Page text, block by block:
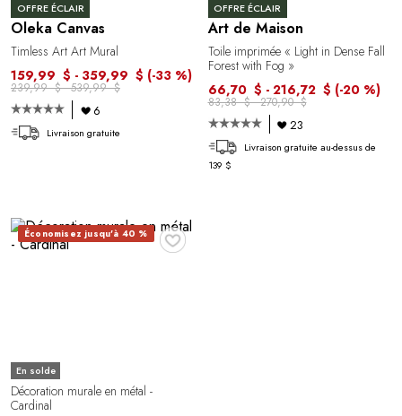
OFFRE ÉCLAIR
Oleka Canvas
Timless Art Art Mural
159,99 $ - 359,99 $ (-33 %)
239,99 $ - 539,99 $
6
Livraison gratuite
OFFRE ÉCLAIR
Art de Maison
Toile imprimée « Light in Dense Fall
Forest with Fog »
66,70 $ - 216,72 $ (-20 %)
83,38 $ - 270,90 $
23
Livraison gratuite au-dessus de
139 $
♥
Économisez jusqu'à 40 %
En solde
Décoration murale en métal -
Cardinal